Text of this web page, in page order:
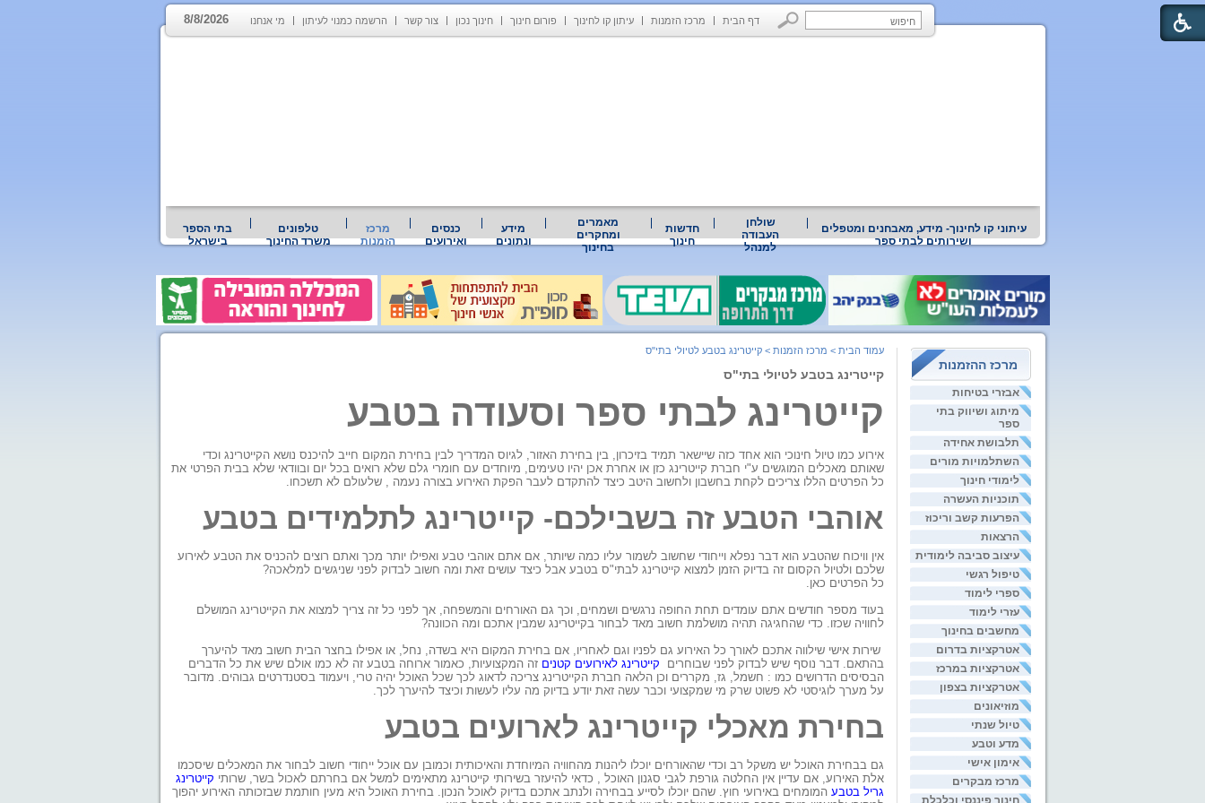
דף הבית מרכז הזמנות עיתון קו לחינוך פורום חינוך חינוך נכון צור קשר הרשמה כמנוי לעיתון מי אנחנו 8/8/2026
עיתוני קו לחינוך- מידע, מאבחנים ומטפלים
ושירותים לבתי ספר
שולחן
העבודה
למנהל
חדשות
חינוך
מאמרים
ומחקרים
בחינוך
מידע
ונתונים
כנסים
ואירועים
מרכז
הזמנות
טלפונים
משרד החינוך
בתי הספר
בישראל
מרכז ההזמנות
אבזרי בטיחות
מיתוג ושיווק בתי
ספר
תלבושת אחידה
השתלמויות מורים
לימודי חינוך
תוכניות העשרה
הפרעות קשב וריכוז
הרצאות
עיצוב סביבה לימודית
טיפול רגשי
ספרי לימוד
עזרי לימוד
מחשבים בחינוך
אטרקציות בדרום
אטרקציות במרכז
אטרקציות בצפון
מוזיאונים
טיול שנתי
מדע וטבע
אימון אישי
מרכז מבקרים
חינוך פיננסי וכלכלת
עמוד הבית > מרכז הזמנות > קייטרינג בטבע לטיולי בתי"ס
קייטרינג בטבע לטיולי בתי"ס
קייטרינג לבתי ספר וסעודה בטבע
אירוע כמו טיול חינוכי הוא אחד כזה שיישאר תמיד בזיכרון, בין בחירת האזור, לגיוס המדריך לבין בחירת המקום חייב להיכנס נושא הקייטרינג וכדי
שאותם מאכלים המוגשים ע"י חברת קייטרינג כזן או אחרת אכן יהיו טעימים, מיוחדים עם חומרי גלם שלא רואים בכל יום ובוודאי שלא בבית הפרטי את
כל הפרטים הללו צריכים לקחת בחשבון ולחשוב היטב כיצד להתקדם לעבר הפקת האירוע בצורה נעמה , שלעולם לא תשכחו.
אוהבי הטבע זה בשבילכם- קייטרינג לתלמידים בטבע
אין וויכוח שהטבע הוא דבר נפלא וייחודי שחשוב לשמור עליו כמה שיותר, אם אתם אוהבי טבע ואפילו יותר מכך ואתם רוצים להכניס את הטבע לאירוע
שלכם ולטיול הקסום זה בדיוק הזמן למצוא קייטרינג לבתי"ס בטבע אבל כיצד עושים זאת ומה חשוב לבדוק לפני שניגשים למלאכה?
כל הפרטים כאן.
בעוד מספר חודשים אתם עומדים תחת החופה נרגשים ושמחים, וכך גם האורחים והמשפחה, אך לפני כל זה צריך למצוא את הקייטרינג המושלם
לחוויה שכזו. כדי שהחגיגה תהיה מושלמת חשוב מאד לבחור בקייטרינג שמבין אתכם ומה הכוונה?
שירות אישי שילווה אתכם לאורך כל האירוע גם לפניו וגם לאחריו, אם בחירת המקום היא בשדה, נחל, או אפילו בחצר הבית חשוב מאד להיערך
בהתאם. דבר נוסף שיש לבדוק לפני שבוחרים קייטרינג לאירועים קטנים זה המקצועיות, כאמור ארוחה בטבע זה לא כמו אולם שיש את כל הדברים
הבסיסים הדרושים כמו : חשמל, גז, מקררים וכן הלאה חברת הקייטרינג צריכה לדאוג לכך שכל האוכל יהיה טרי, ויעמוד בסטנדרטים גבוהים. מדובר
על מערך לוגיסטי לא פשוט שרק מי שמקצועי וכבר עשה זאת יודע בדיוק מה עליו לעשות וכיצד להיערך לכך.
בחירת מאכלי קייטרינג לארועים בטבע
גם בבחירת האוכל יש משקל רב וכדי שהאורחים יוכלו ליהנות מהחוויה המיוחדת והאיכותית וכמובן עם אוכל ייחודי חשוב לבחור את המאכלים שיסכמו
אלת האירוע, אם עדיין אין החלטה גורפת לגבי סגנון האוכל , כדאי להיעזר בשירותי קייטרינג מתאימים למשל אם בחרתם לאכול בשר, שרותי קייטרינג
גריל בטבע המומחים באירועי חוץ. שהם יוכלו לסייע בבחירה ולנתב אתכם בדיוק לאוכל הנכון. בחירת האוכל היא מעין חותמת שבזכותה האירוע יהפוך